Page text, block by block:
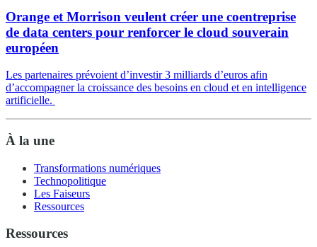
Orange et Morrison veulent créer une coentreprise
de data centers pour renforcer le cloud souverain
européen
Les partenaires prévoient d’investir 3 milliards d’euros afin
d’accompagner la croissance des besoins en cloud et en intelligence
artificielle.
À la une
Transformations numériques
Technopolitique
Les Faiseurs
Ressources
Ressources